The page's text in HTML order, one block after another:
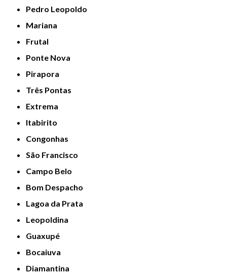
Pedro Leopoldo
Mariana
Frutal
Ponte Nova
Pirapora
Três Pontas
Extrema
Itabirito
Congonhas
São Francisco
Campo Belo
Bom Despacho
Lagoa da Prata
Leopoldina
Guaxupé
Bocaiuva
Diamantina